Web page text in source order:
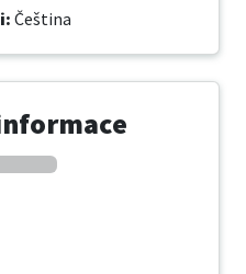
: Čeština